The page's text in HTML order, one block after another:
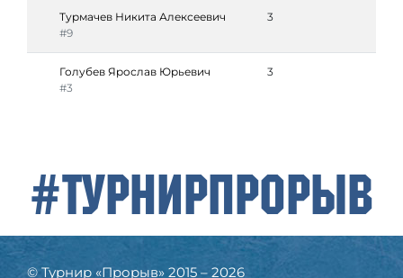
Турмачев Никита Алексеевич
#9
3
Голубев Ярослав Юрьевич
#3
3
#ТурнирПрорыв
© Турнир «Прорыв» 2015 – 2026